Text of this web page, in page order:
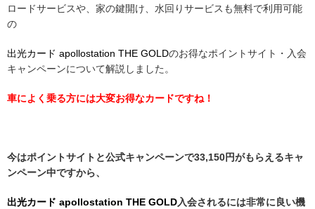
ロードサービスや、家の鍵開け、水回りサービスも無料で利用可能
の
出光カード apollostation THE GOLDのお得なポイントサイト・入会
キャンペーンについて解説しました。
車によく乗る方には大変お得なカードですね！
今はポイントサイトと公式キャンペーンで33,150円がもらえるキャ
ンペーン中ですから、
出光カード apollostation THE GOLD入会されるには非常に良い機